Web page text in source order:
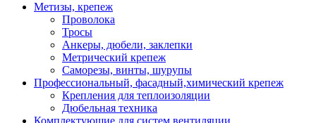
Метизы, крепеж
Проволока
Тросы
Анкеры, дюбели, заклепки
Метрический крепеж
Саморезы, винты, шурупы
Профессиональный, фасадный,химический крепеж
Крепления для теплоизоляции
Дюбельная техника
Комплектующие для систем вентиляции